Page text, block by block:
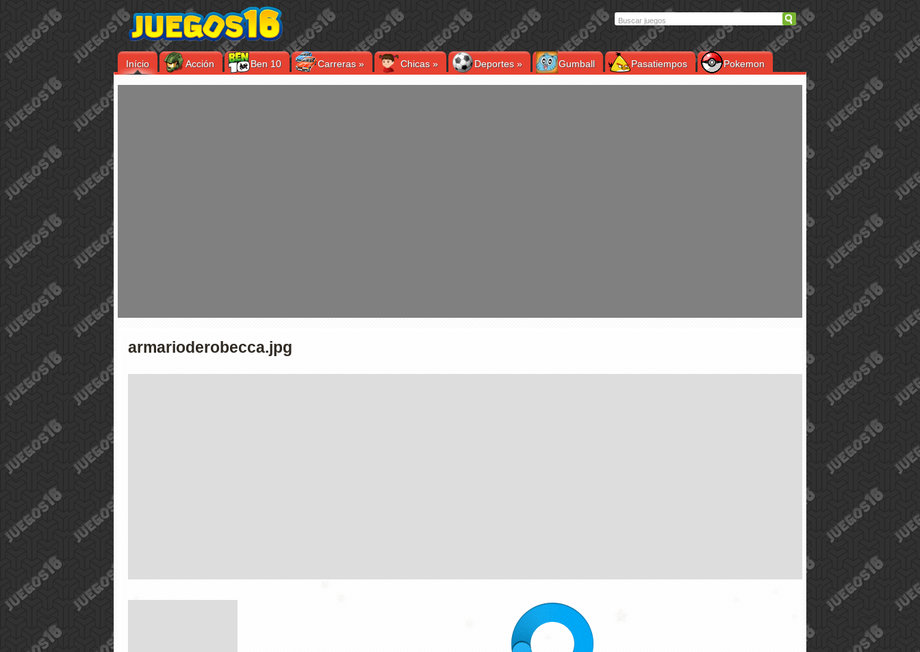
Início Acción Ben 10 Carreras» Chicas» Deportes» Gumball Pasatiempos Pokemon
armarioderobecca.jpg